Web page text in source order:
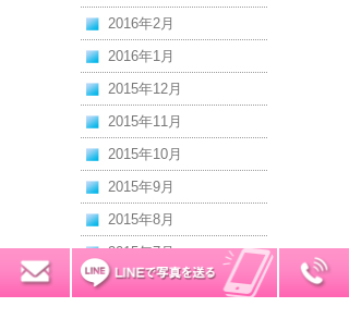
2016年2月
2016年1月
2015年12月
2015年11月
2015年10月
2015年9月
2015年8月
2015年7月
2015年6月
無料お見積り 0120-7034-32